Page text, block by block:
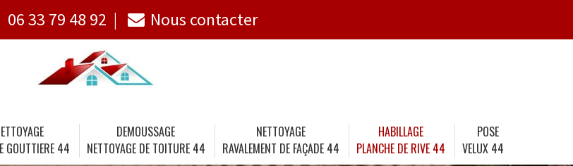
06 33 79 48 92 Nous contacter
GOUTTIERE 44
DEMOUSSAGE
NETTOYAGE DE TOITURE 44
NETTOYAGE
RAVALEMENT DE FAÇADE 44
HABILLAGE
PLANCHE DE RIVE 44
POSE
VELUX 44